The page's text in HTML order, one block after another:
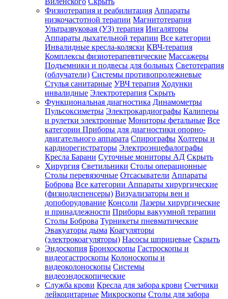
Физиотерапия и реабилитация Аппараты
низкочастотной терапии Магнитотерапия
Ультразвуковая (УЗ) терапия Ингаляторы
Аппараты дыхательной терапии Все категории
Инвалидные кресла-коляски КВЧ-терапия
Комплексы физиотерапевтические Массажеры
Подъемники и подвесы для больных Светотерапия
(облучатели) Системы противопролежневые
Стулья санитарные УВЧ терапия Ходунки
инвалидные Электротерапия Скрыть
Функциональная диагностика Динамометры
Пульсоксиметры Электрокардиографы Калиперы
и рулетки электронные Мониторы фетальные Все
категории Приборы для диагностики опорно-
двигательного аппарата Спирографы Холтеры и
кардиорегистраторы Электроэнцефалографы
Кресла Барани Суточные мониторы АД Скрыть
Хирургия Светильники Столы операционные
Столы перевязочные Отсасыватели Аппараты
Боброва Все категории Аппараты хирургические
(физиодиспенсеры) Визуализаторы вен и
допоборудование Консоли Лазеры хирургические
и принадлежности Приборы вакуумной терапии
Столы Боброва Турникеты пневматические
Эвакуаторы дыма Коагуляторы
(электрокоагуляторы) Насосы шприцевые Скрыть
Эндоскопия Бронхоскопы Гастроскопы и
видеогастроскопы Колоноскопы и
видеоколоноскопы Системы
видеоэндоскопические
Служба крови Кресла для забора крови Счетчики
лейкоцитарные Микроскопы Столы для забора